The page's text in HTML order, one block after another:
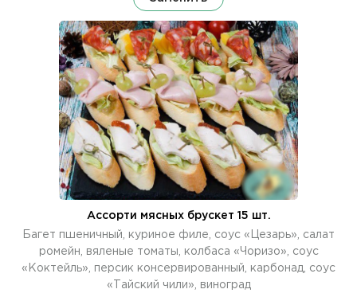
Ассорти мясных брускет 15 шт.
Багет пшеничный, куриное филе, соус «Цезарь», салат
ромейн, вяленые томаты, колбаса «Чоризо», соус
«Коктейль», персик консервированный, карбонад, соус
«Тайский чили», виноград